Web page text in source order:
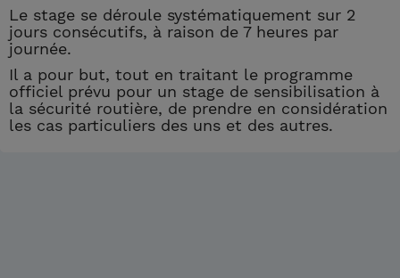
Le stage se déroule systématiquement sur 2
jours consécutifs, à raison de 7 heures par
journée.
Il a pour but, tout en traitant le programme
officiel prévu pour un stage de sensibilisation à
la sécurité routière, de prendre en considération
les cas particuliers des uns et des autres.